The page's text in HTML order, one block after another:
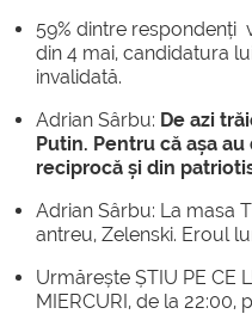
59% dintre respondenți
din 4 mai, candidatura
invalidată.
Adrian Sârbu: De azi
Putin. Pentru că așa
reciprocă și din
Adrian Sârbu: La masa
antreu, Zelenski. Eroul
Urmărește ȘTIU PE CE
MIERCURI, de la 22:00,